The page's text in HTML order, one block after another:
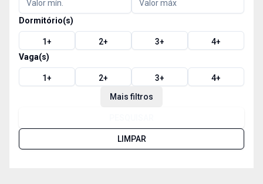
Dormitório(s)
1+ 2+ 3+ 4+
Vaga(s)
1+ 2+ 3+ 4+
Mais filtros
LIMPAR